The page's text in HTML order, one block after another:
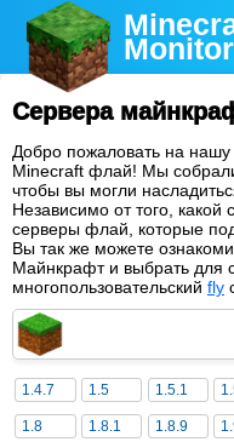
Сервера
Добро пожаловать на нашу
Minecraft флай! Мы
чтобы вы могли
Независимо от того, какой
серверы флай, которые
Вы так же можете
Майнкрафт и выбрать для
многопользовательский fly
1.4.7 1.5 1.5.1
1.8 1.8.1 1.8.9